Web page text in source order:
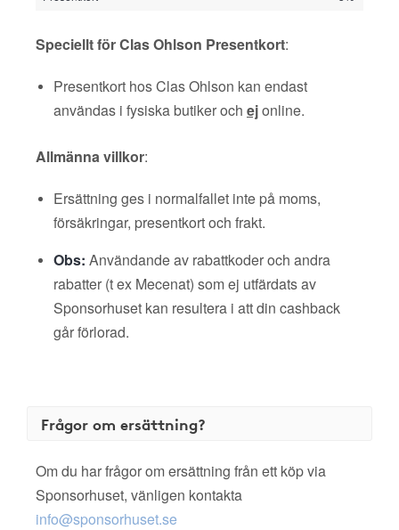
Speciellt för Clas Ohlson Presentkort:
Presentkort hos Clas Ohlson kan endast
användas i fysiska butiker och ejonline.
Allmänna villkor:
Ersättning ges i normalfallet inte på moms,
försäkringar, presentkort och frakt.
Obs: Användande av rabattkoder och andra
rabatter (t ex Mecenat) som ej utfärdats av
Sponsorhuset kan resultera i att din cashback
går förlorad.
Frågor om ersättning?
Om du har frågor om ersättning från ett köp via
Sponsorhuset, vänligen kontakta
info@sponsorhuset.se